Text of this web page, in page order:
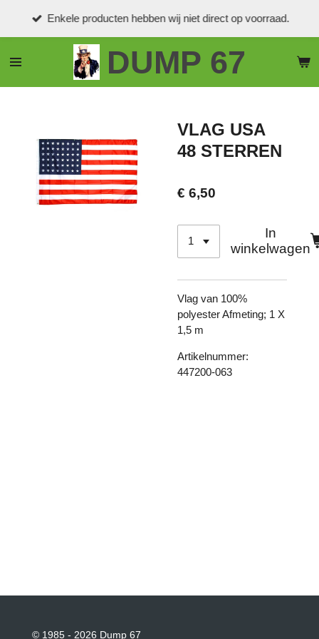
de
DUMP 67
Enkele producten hebben wij niet direct op voorraad.
VLAG USA
48 STERREN
€ 6,50
In
winkelwagen
Vlag van 100%
polyester Afmeting; 1 X
1,5 m
Artikelnummer:
447200-063
© 1985 - 2026 Dump 67